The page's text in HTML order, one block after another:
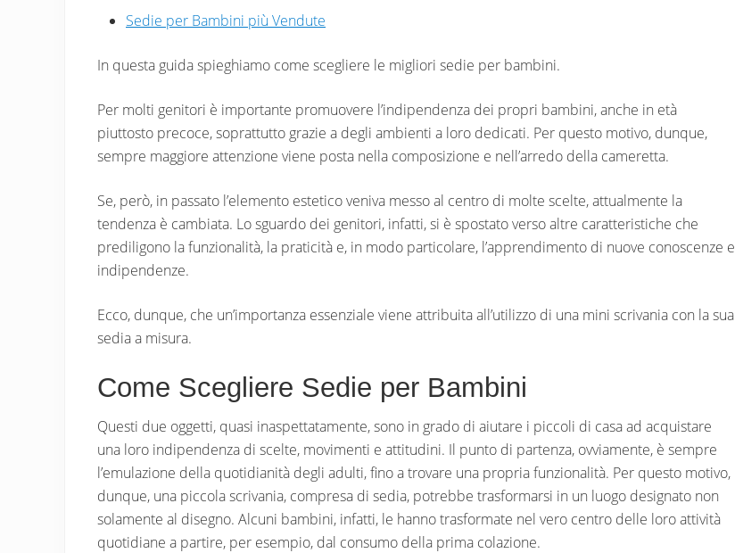
Sedie per Bambini più Vendute
In questa guida spieghiamo come scegliere le migliori sedie per bambini.
Per molti genitori è importante promuovere l’indipendenza dei propri bambini, anche in età
piuttosto precoce, soprattutto grazie a degli ambienti a loro dedicati. Per questo motivo, dunque,
sempre maggiore attenzione viene posta nella composizione e nell’arredo della cameretta.
Se, però, in passato l’elemento estetico veniva messo al centro di molte scelte, attualmente la
tendenza è cambiata. Lo sguardo dei genitori, infatti, si è spostato verso altre caratteristiche che
prediligono la funzionalità, la praticità e, in modo particolare, l’apprendimento di nuove conoscenze e
indipendenze.
Ecco, dunque, che un’importanza essenziale viene attribuita all’utilizzo di una mini scrivania con la sua
sedia a misura.
Come Scegliere Sedie per Bambini
Questi due oggetti, quasi inaspettatamente, sono in grado di aiutare i piccoli di casa ad acquistare
una loro indipendenza di scelte, movimenti e attitudini. Il punto di partenza, ovviamente, è sempre
l’emulazione della quotidianità degli adulti, fino a trovare una propria funzionalità. Per questo motivo,
dunque, una piccola scrivania, compresa di sedia, potrebbe trasformarsi in un luogo designato non
solamente al disegno. Alcuni bambini, infatti, le hanno trasformate nel vero centro delle loro attività
quotidiane a partire, per esempio, dal consumo della prima colazione.